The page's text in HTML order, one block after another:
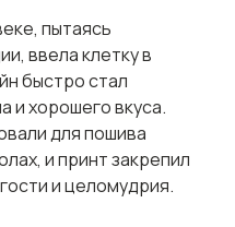
пытаясь
ввела клетку в
быстро стал
и хорошего вкуса.
для пошива
и принт закрепил
и целомудрия.